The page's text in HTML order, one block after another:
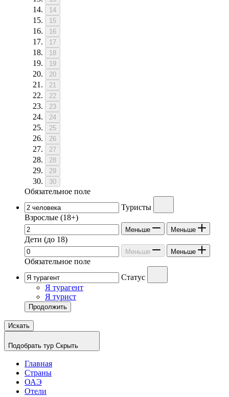
14
15
16
17
18
19
20
21
22
23
24
25
26
27
28
29
30
Обязательное поле
Туристы
Взрослые (18+)
Меньше Меньше
Дети (до 18)
Меньше Меньше
Обязательное поле
Статус
Я турагент
Я турист
Продолжить
Искать
Подобрать тур Скрыть
Главная
Страны
ОАЭ
Отели